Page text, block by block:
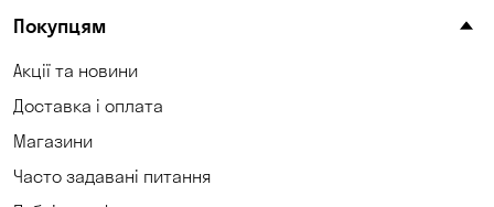
Покупцям
Акції та новини
Доставка і оплата
Магазини
Часто задавані питання